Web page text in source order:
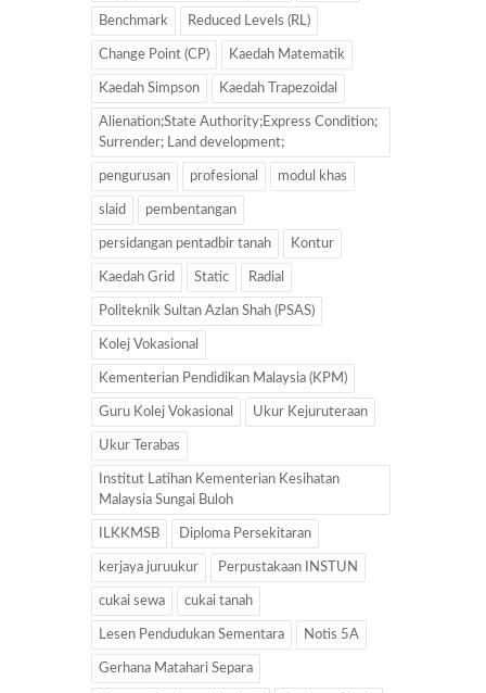
Benchmark Reduced Levels (RL)
Change Point (CP) Kaedah Matematik
Kaedah Simpson Kaedah Trapezoidal
Alienation;State Authority;Express Condition;
Surrender; Land development;
pengurusan profesional modul khas
slaid pembentangan
persidangan pentadbir tanah Kontur
Kaedah Grid Static Radial
Politeknik Sultan Azlan Shah (PSAS)
Kolej Vokasional
Kementerian Pendidikan Malaysia (KPM)
Guru Kolej Vokasional Ukur Kejuruteraan
Ukur Terabas
Institut Latihan Kementerian Kesihatan
Malaysia Sungai Buloh
ILKKMSB Diploma Persekitaran
kerjaya juruukur Perpustakaan INSTUN
cukai sewa cukai tanah
Lesen Pendudukan Sementara Notis 5A
Gerhana Matahari Separa